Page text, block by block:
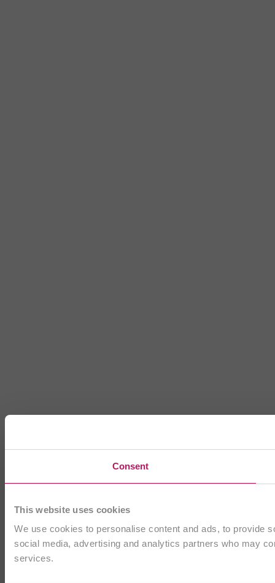
Consent
This website uses cookies
We use cookies to personalise content and ads, to provide
social media, advertising and analytics partners who may
services.